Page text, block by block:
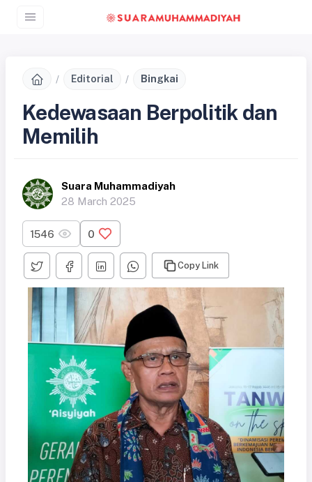
Editorial Bingkai
Kedewasaan Berpolitik dan
Memilih
Suara Muhammadiyah
28 March 2025
1546 0
Copy Link